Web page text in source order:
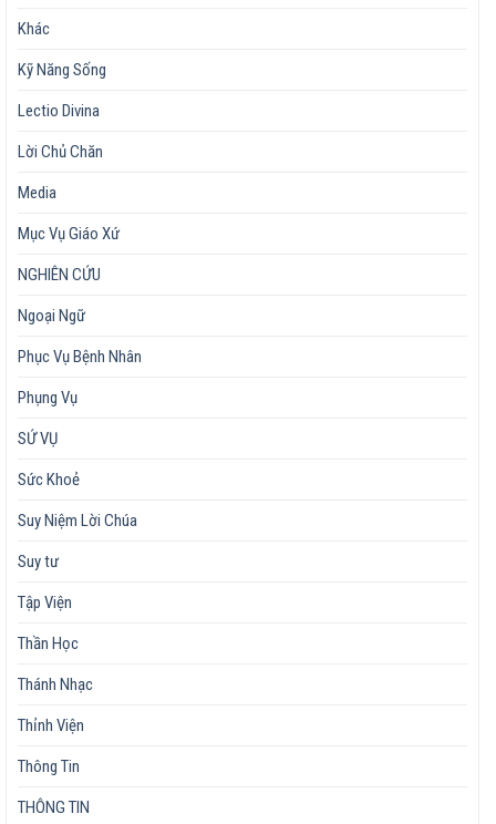
Khác
Kỹ Năng Sống
Lectio Divina
Lời Chủ Chăn
Media
Mục Vụ Giáo Xứ
NGHIÊN CỨU
Ngoại Ngữ
Phục Vụ Bệnh Nhân
Phụng Vụ
SỨ VỤ
Sức Khoẻ
Suy Niệm Lời Chúa
Suy tư
Tập Viện
Thần Học
Thánh Nhạc
Thỉnh Viện
Thông Tin
THÔNG TIN